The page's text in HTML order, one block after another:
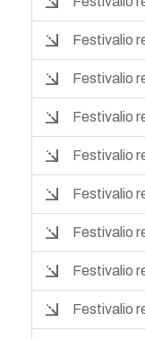
Festivalio
Festivalio
Festivalio
Festivalio
Festivalio
Festivalio
Festivalio
Festivalio